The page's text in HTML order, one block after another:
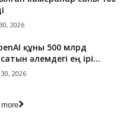
2026
құны 500 млрд
әлемдегі ең ірі...
30, 2026
more